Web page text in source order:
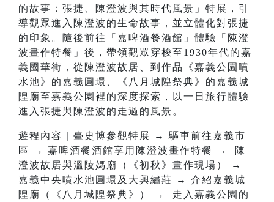
的故事：張捷、陳澄波與其時代風景」特展，引
導觀眾進入陳澄波的生命故事，並立體化對張捷
的印象。隨後前往「嘉啤酒餐酒館」體驗「陳澄
波畫作特餐」後，帶領觀眾穿梭至1930年代的嘉
義國華街，從陳澄波故居、到作品《嘉義公園噴
水池》的嘉義圓環、《八月城隍祭典》的嘉義城
隍廟至嘉義公園裡的深度探索，以一日旅行體驗
進入張捷與陳澄波的走過的風景。
遊程內容｜臺史博參觀特展 → 驅車前往嘉義市
區 → 嘉啤酒餐酒館享用陳澄波畫作特餐 → 陳
澄波故居與溫陵媽廟（《初秋》畫作現場） →
嘉義中央噴水池圓環及大興繡莊 → 介紹嘉義城
隍廟（《八月城隍祭典》） → 走入嘉義公園的